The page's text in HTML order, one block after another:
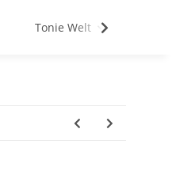
Tonie Welt